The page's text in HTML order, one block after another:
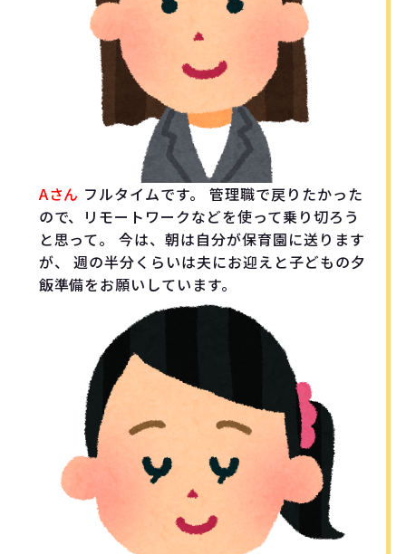
Aさん フルタイムです。 管理職で戻りたかった
ので、リモートワークなどを使って乗り切ろう
と思って。 今は、朝は自分が保育園に送ります
が、 週の半分くらいは夫にお迎えと子どもの夕
飯準備をお願いしています。